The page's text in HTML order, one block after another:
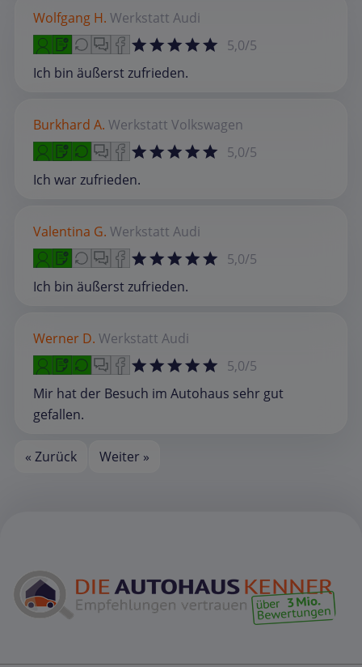
Wolfgang H. Werkstatt Audi
5,0/5
Ich bin äußerst zufrieden.
Burkhard A. Werkstatt Volkswagen
5,0/5
Ich war zufrieden.
Valentina G. Werkstatt Audi
5,0/5
Ich bin äußerst zufrieden.
Werner D. Werkstatt Audi
5,0/5
Mir hat der Besuch im Autohaus sehr gut
gefallen.
« Zurück Weiter »